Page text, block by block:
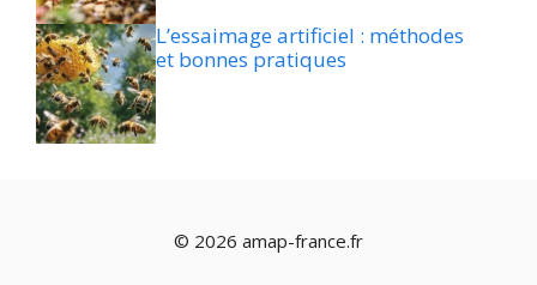
L’essaimage artificiel : méthodes
et bonnes pratiques
© 2026 amap-france.fr